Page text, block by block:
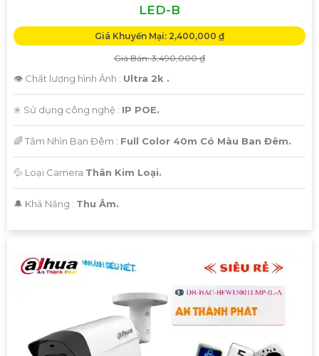
LED-B
Giá Khuyến Mại: 2,400,000 ₫
Giá Bán: 3,490,000 ₫
👁 Chất lượng hình Ảnh : Ultra 2k .
✳️ Sử dụng công nghệ : IP POE.
🌈 Tầm Nhìn Ban Đêm : Full Color 40m Có Màu Ban Đêm.
💦 Loại Camera Thân Kim Loại.
️🔔 Khả Năng : Thu Âm.